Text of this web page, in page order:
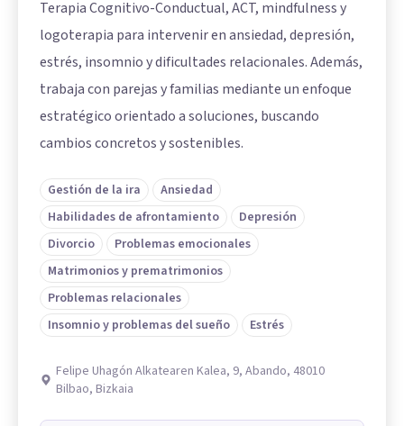
Terapia Cognitivo-Conductual, ACT, mindfulness y
logoterapia para intervenir en ansiedad, depresión,
estrés, insomnio y dificultades relacionales. Además,
trabaja con parejas y familias mediante un enfoque
estratégico orientado a soluciones, buscando
cambios concretos y sostenibles.
Gestión de la ira
Ansiedad
Habilidades de afrontamiento
Depresión
Divorcio
Problemas emocionales
Matrimonios y prematrimonios
Problemas relacionales
Insomnio y problemas del sueño
Estrés
Felipe Uhagón Alkatearen Kalea, 9, Abando, 48010
Bilbao, Bizkaia